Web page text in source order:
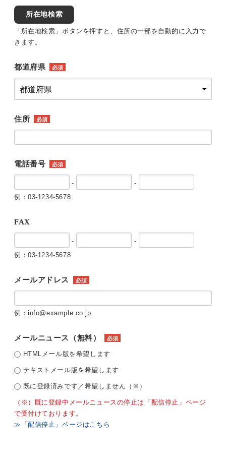
所在地検索
「所在地検索」ボタンを押すと、住所の一部を自動的に入力で
きます。
都道府県 必須
住所 必須
電話番号 必須
-
-
例：03-1234-5678
FAX
-
-
例：03-1234-5678
メールアドレス 必須
例：info@example.co.jp
メールニュース（無料） 必須
HTMLメール版を希望します
テキストメール版を希望します
既に登録済みです／希望しません（※）
（※）既に登録中メールニュースの停止は「配信停止」ページ
で受付けております。
≫「配信停止」ページはこちら